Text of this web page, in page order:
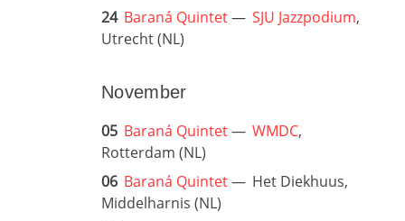
24 Baraná Quintet— SJU Jazzpodium,
Utrecht (NL)
November
05 Baraná Quintet— WMDC,
Rotterdam (NL)
06 Baraná Quintet— Het Diekhuus,
Middelharnis (NL)